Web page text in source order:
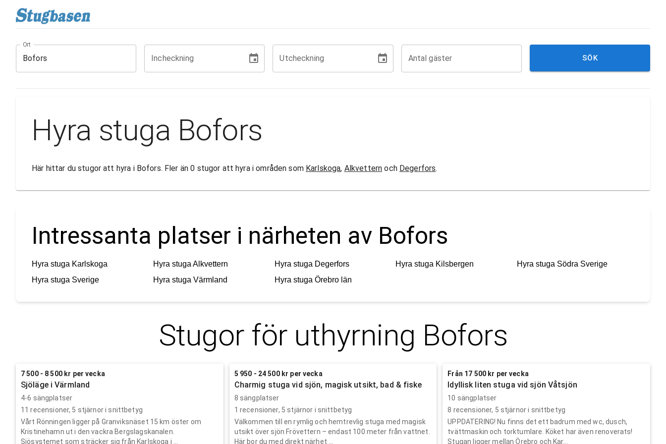
Ort
Incheckning Utcheckning Antal gäster SÖK
Hyra stuga Bofors
Här hittar du stugor att hyra i Bofors. Fler än 0 stugor att hyra i områden som Karlskoga, Alkvettern och Degerfors.
Intressanta platser i närheten av Bofors
Hyra stuga Karlskoga Hyra stuga Alkvettern Hyra stuga Degerfors Hyra stuga Kilsbergen Hyra stuga Södra Sverige
Hyra stuga Sverige Hyra stuga Värmland Hyra stuga Örebro län
Stugor för uthyrning Bofors
7 500 - 8 500 kr per vecka
Sjöläge i Värmland
4-6 sängplatser
11 recensioner, 5 stjärnor i snittbetyg
Vårt Rönningen ligger på Granviksnäset 15 km öster om
Kristinehamn ut i den vackra Bergslagskanalen.
Sjösystemet som sträcker sig från Karlskoga i ...
5 950 - 24 500 kr per vecka
Charmig stuga vid sjön, magisk utsikt, bad & fiske
8 sängplatser
1 recensioner, 5 stjärnor i snittbetyg
Välkommen till en rymlig och hemtrevlig stuga med magisk
utsikt över sjön Frövettern – endast 100 meter från vattnet.
Här bor du med direkt närhet ...
Från 17 500 kr per vecka
Idyllisk liten stuga vid sjön Våtsjön
10 sängplatser
8 recensioner, 5 stjärnor i snittbetyg
UPPDATERING! Nu finns det ett badrum med wc, dusch,
tvättmaskin och torktumlare. Köket har även renoverats!
Stugan ligger mellan Örebro och Kar...